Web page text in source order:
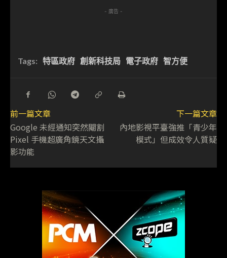
- 廣告 -
Tags: 特區政府 創新科技局 電子政府 智方便
前一篇文章
Google 未經通知突然閹割
Pixel 手機超廣角鏡天文攝
影功能
下一篇文章
內地影視平臺強推「青少年
模式」但成效令人質疑